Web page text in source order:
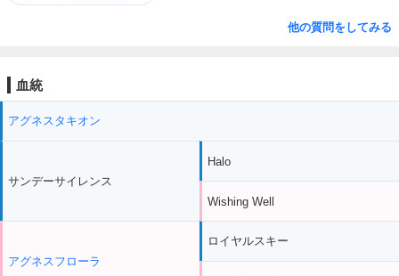
他の質問をしてみる
血統
アグネスタキオン
サンデーサイレンス
アグネスフローラ
Halo
Wishing Well
ロイヤルスキー